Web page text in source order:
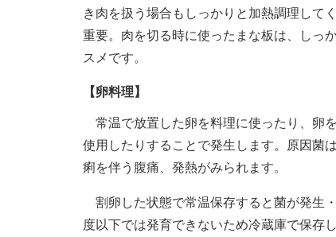
き肉を扱う場合もしっかりと加熱調理して
重要。肉を切る時に使ったまな板は、しっ
スメです。
【卵料理】
常温で放置した卵を料理に使ったり、卵
使用したりすることで発生します。原因菌
痢を伴う腹痛、発熱がみられます。
割卵した状態で常温保存すると菌が発生
度以下では発育できないため冷蔵庫で保存